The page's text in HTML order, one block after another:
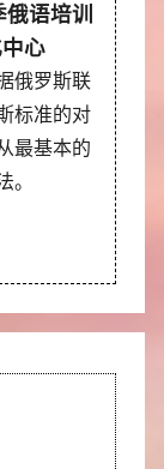
语培训
心
俄罗斯联
标准的对
最基本的